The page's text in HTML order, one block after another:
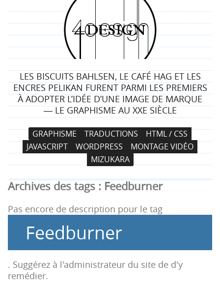
4
d
e
s
i
g
n
LES BISCUITS BAHLSEN, LE CAFÉ HAG ET LES
ENCRES PELIKAN FURENT PARMI LES PREMIERS
À ADOPTER L’IDÉE D’UNE IMAGE DE MARQUE
― LE GRAPHISME AU XXE SIÈCLE
N
a
v
i
g
a
t
i
p
i
A
l
l
e
r
a
u
c
t
n
GRAPHISME TRADUCTIONS
HTML / CSS
JAVASCRIPT
WORDPRESS
MONTAGE VIDÉO
MIZUKARA
Archives des tags : Feedburner
Pas encore de description pour le tag
Feedburner
. Suggérez à l'administrateur du site de d'y
remédier.